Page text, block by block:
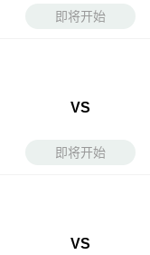
即将开始
VS
即将开始
VS